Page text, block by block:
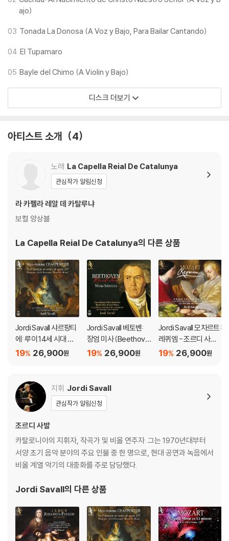
ajo)
03 Tonada La Donosa (A Voz y Bajo, Para Bailar Cantando)
04 El Tupamaro
05 Bayle del Chimo (A Violin y Bajo)
디스크 더보기
아티스트 소개 4
노래 La Capella Reial De Catalunya
관심작가 알림신청
라 카펠라 레알 데 카탈루냐
보컬 앙상블
La Capella Reial De Catalunya의 다른 상품
Jordi Savall 샤르팡티
에: 루이 14세 시대 바
로크 크리스마스 (Cha
me Of Louis Xiv) [S
ACD Hybrid]
26,900원
19%
Jordi Savall 베토벤:
장엄 미사 (Beethove
n: Missa Solemnis)
26,900원
19%
Jordi Savall 모차르트:
레퀴엠 - 조르디 사발
(Mozart: Requiem K.
26,900원
19%
지휘 Jordi Savall
관심작가 알림신청
조르디 사발
카탈로니아의 지휘자, 작곡가 및 비올 연주자. 그는 1970년대부터
서양 초기 음악 분야의 주요 인물 중 한 명으로, 현대 공연과 녹음에서
비올 계열 악기의 대중화를 주로 담당했다.
Jordi Savall의 다른 상품